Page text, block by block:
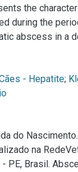
the
during the
abscess in a
- Hepatite;
do
na
- PE, Brasil.